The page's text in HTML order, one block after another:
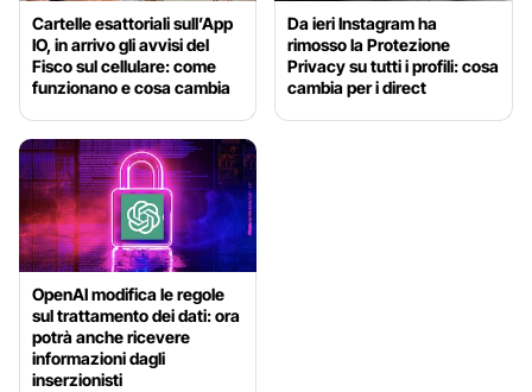
Cartelle esattoriali sull’App
IO, in arrivo gli avvisi del
Fisco sul cellulare: come
funzionano e cosa cambia
Da ieri Instagram ha
rimosso la Protezione
Privacy su tutti i profili: cosa
cambia per i direct
OpenAI modifica le regole
sul trattamento dei dati: ora
potrà anche ricevere
informazioni dagli
inserzionisti